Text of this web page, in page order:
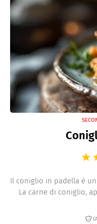
Il coniglio in padella è
La carne di coniglio,